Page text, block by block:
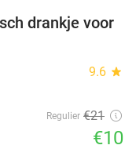
52%
drankje voor
9.6 star
Regulier €21
€10